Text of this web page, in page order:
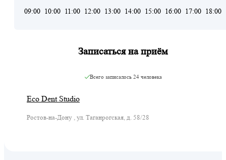
09:00 10:00 11:00 12:00 13:00 14:00 15:00 16:00 17:00 18:00
Записаться на приём
Всего записалось24 человека
Eco Dent Studio
Ростов-на-Дону , ул. Таганрогская, д. 58/28